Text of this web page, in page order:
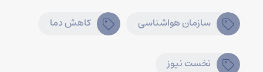
سازمان هواشناسی کاهش دما
نخست نیوز